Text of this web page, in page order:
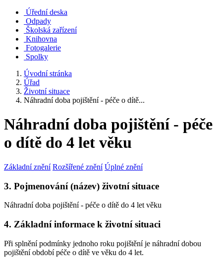
Úřední deska
Odpady
Školská zařízení
Knihovna
Fotogalerie
Spolky
Úvodní stránka
Úřad
Životní situace
Náhradní doba pojištění - péče o dítě...
Náhradní doba pojištění - péče
o dítě do 4 let věku
Základní znění Rozšířené znění Úplné znění
3. Pojmenování (název) životní situace
Náhradní doba pojištění - péče o dítě do 4 let věku
4. Základní informace k životní situaci
Při splnění podmínky jednoho roku pojištění je náhradní dobou
pojištění období péče o dítě ve věku do 4 let.